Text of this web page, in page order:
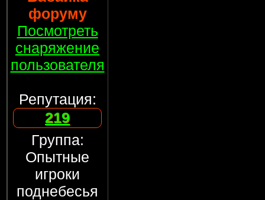
форуму
Посмотреть
снаряжение
пользователя
Репутация:
219
Группа:
Опытные
игроки
поднебесья